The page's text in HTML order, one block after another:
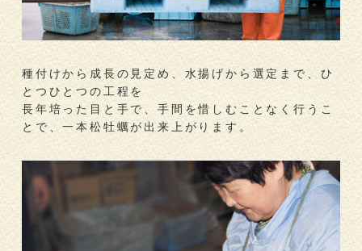
種付けから成長の見定め、水揚げから選定まで、ひ
とつひとつの工程を
長年培った目と手で、手間を惜しむことなく行うこ
とで、一本松牡蠣が出来上がります。